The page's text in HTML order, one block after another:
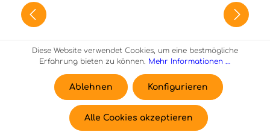
Diese Website verwendet Cookies, um eine bestmögliche
Erfahrung bieten zu können. Mehr Informationen ...
Ablehnen Konfigurieren
Alle Cookies akzeptieren